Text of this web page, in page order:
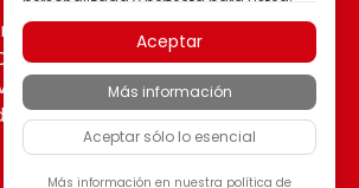
cookies
todo para que pueda descubrir
productos de la marca Schuette® con
la mejor calidad.
Algunas de estas cookies son
necesarias para que nuestra tienda
Schuette® funcione de forma fiable;
otras nos permiten personalizar los
contenidos y anuncios según sus
Aceptar
Más información
Aceptar sólo lo esencial
Más información en nuestra política de